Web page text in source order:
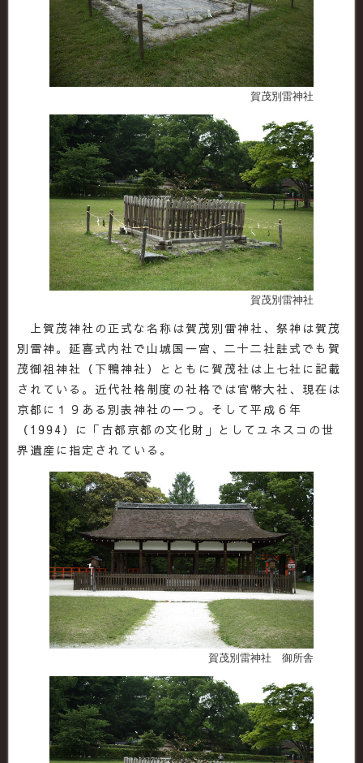
賀茂別雷神社
賀茂別雷神社
上賀茂神社の正式な名称は賀茂別雷神社、祭神は賀茂
別雷神。延喜式内社で山城国一宮、二十二社註式でも賀
茂御祖神社（下鴨神社）とともに賀茂社は上七社に記載
されている。近代社格制度の社格では官幣大社、現在は
京都に１９ある別表神社の一つ。そして平成６年
（1994）に「古都京都の文化財」としてユネスコの世
界遺産に指定されている。
賀茂別雷神社 御所舎